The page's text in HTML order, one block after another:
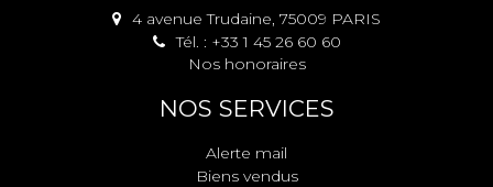
4 avenue Trudaine, 75009 PARIS
Tél. : +33 1 45 26 60 60
Nos honoraires
NOS SERVICES
Alerte mail
Biens vendus